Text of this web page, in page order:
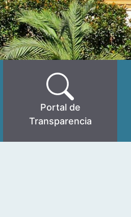
Portal de
Transparencia